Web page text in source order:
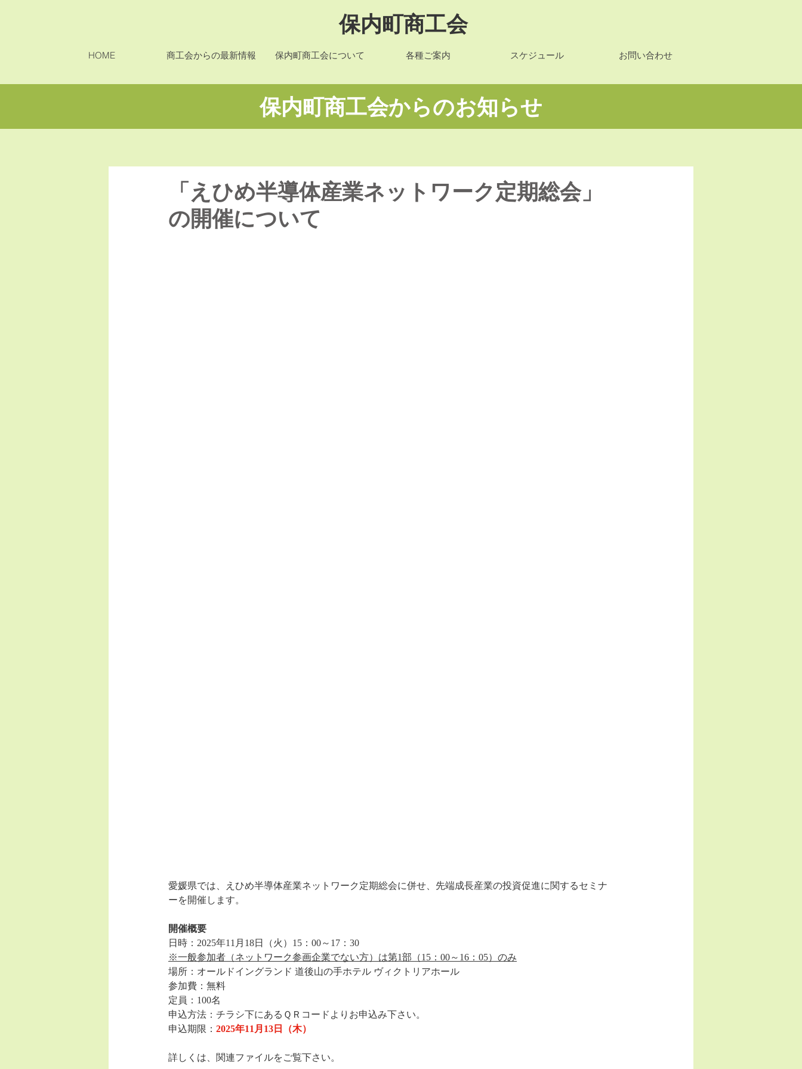
保内町商工会
HOME 商工会からの最新情報 保内町商工会について 各種ご案内 スケジュール お問い合わせ
​保内町商工会からのお知らせ
「えひめ半導体産業ネットワーク定期総会」
の開催について
愛媛県では、えひめ半導体産業ネットワーク定期総会に併せ、先端成長産業の投資促進に関するセミナ
ーを開催します。
開催概要
日時：2025年11月18日（火）15：00～17：30
※一般参加者（ネットワーク参画企業でない方）は第1部（15：00～16：05）のみ
場所：オールドイングランド 道後山の手ホテル ヴィクトリアホール
参加費：無料
定員：100名
申込方法：チラシ下にあるＱＲコードよりお申込み下さい。
申込期限： 2025年11月13日（木）
詳しくは、関連ファイルをご覧下さい。